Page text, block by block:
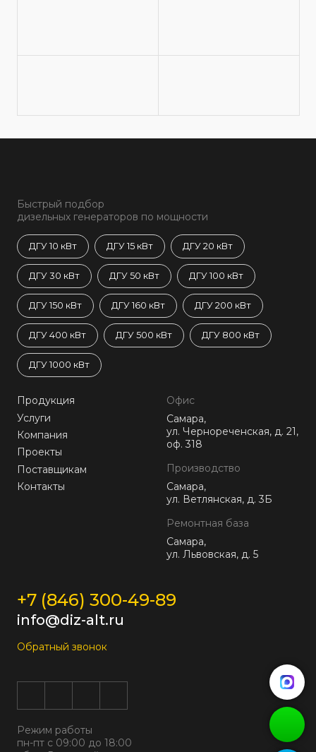
Быстрый подбор
дизельных генераторов по мощности
ДГУ 10 кВт ДГУ 15 кВт ДГУ 20 кВт
ДГУ 30 кВт ДГУ 50 кВт ДГУ 100 кВт
ДГУ 150 кВт ДГУ 160 кВт ДГУ 200 кВт
ДГУ 400 кВт ДГУ 500 кВт ДГУ 800 кВт
ДГУ 1000 кВт
Продукция
Услуги
Компания
Проекты
Поставщикам
Контакты
Офис
Самара,
ул. Чернореченская, д. 21,
оф. 318
Производство
Самара,
ул. Ветлянская, д. 3Б
Ремонтная база
Самара,
ул. Львовская, д. 5
+7 (846) 300-49-89
info@diz-alt.ru
Обратный звонок
Режим работы
пн-пт с 09:00 до 18:00